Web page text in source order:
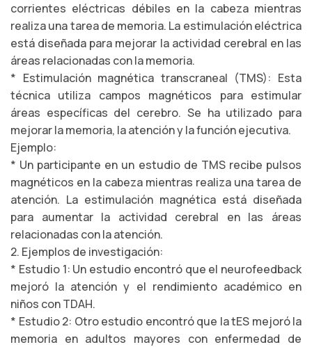
corrientes eléctricas débiles en la cabeza mientras
realiza una tarea de memoria. La estimulación eléctrica
está diseñada para mejorar la actividad cerebral en las
áreas relacionadas con la memoria.
* Estimulación magnética transcraneal (TMS): Esta
técnica utiliza campos magnéticos para estimular
áreas específicas del cerebro. Se ha utilizado para
mejorar la memoria, la atención y la función ejecutiva.
Ejemplo:
* Un participante en un estudio de TMS recibe pulsos
magnéticos en la cabeza mientras realiza una tarea de
atención. La estimulación magnética está diseñada
para aumentar la actividad cerebral en las áreas
relacionadas con la atención.
2. Ejemplos de investigación:
* Estudio 1: Un estudio encontró que el neurofeedback
mejoró la atención y el rendimiento académico en
niños con TDAH.
* Estudio 2: Otro estudio encontró que la tES mejoró la
memoria en adultos mayores con enfermedad de